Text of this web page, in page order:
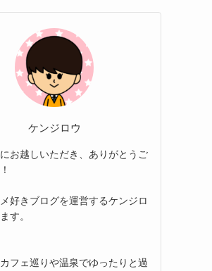
ケンジロウ
お越しいただき、ありがとうご
好きブログを運営するケンジロ
す。
フェ巡りや温泉でゆったりと過